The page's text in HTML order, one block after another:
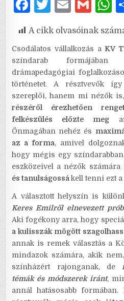
F
c
e
b
o
o
k
T
it
te
r
E
ai
l
G
ai
l
s
A
p
p
A cikk olvasóinak
Csodálatos vállalkozás aKV
színdarab
drámapedagógiai
történetet. A résztvevők
szereplői, hanem mi nézők
részéről érezhetően
felkészülés előzte meg
Önmagában nehéz és
az a forma, amivel
hogy mégis egy
eszközeivel a nézők számára
és tanulságossákell tenni ezt
A választott helyszín is
Keres Emilről elnevezett
Aki fogékony arra, hogy
a kulisszák mögött
annak is remek választás a
mindazok számára, akik
színházért rajonganak, de
témák és módszerek iránt,
annál hatásosabb